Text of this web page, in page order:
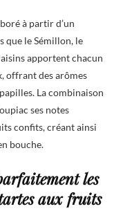
à partir d’un
que le Sémillon, le
apportent chacun
offrant des arômes
La combinaison
ses notes
confits, créant ainsi
bouche.
les
tartes aux fruits